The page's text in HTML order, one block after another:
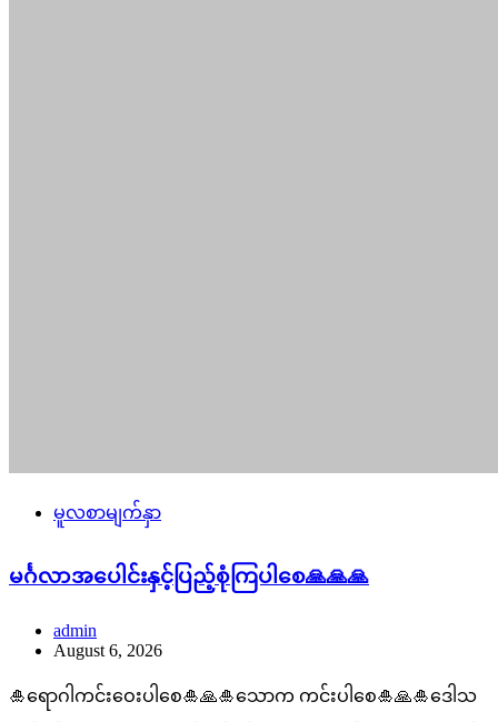
မူလစာမျက်နှာ
မင်္ဂလာအပေါင်းနှင့်ပြည့်စုံကြပါစေ🙏🙏🙏
admin
August 6, 2026
🎍ရောဂါကင်းဝေးပါစေ🎍🙏🎍သောက ကင်းပါစေ🎍🙏🎍ဒေါသ